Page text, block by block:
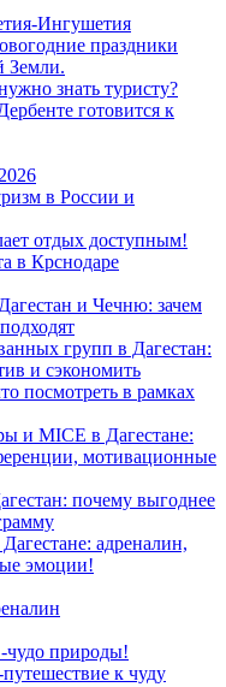
Ингушетия
праздники
Земли.
знать туристу?
готовится к
в России и
отдых доступным!
в Крснодаре
и Чечню: зачем
групп в Дагестан:
и сэкономить
посмотреть в рамках
и MICE в Дагестане:
мотивационные
почему выгоднее
адреналин,
эмоции!
чудо природы!
к чуду